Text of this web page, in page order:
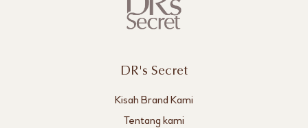
DR's Secret
Kisah Brand Kami
Tentang kami